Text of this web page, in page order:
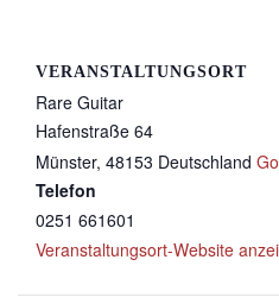
VERANSTALTUNGSORT
Rare Guitar
Hafenstraße 64
Münster, 48153 Deutschland
Telefon
0251 661601
Veranstaltungsort-Website